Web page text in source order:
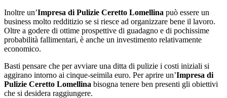
Inoltre un’Impresa di Pulizie Ceretto Lomellina può essere un
business molto redditizio se si riesce ad organizzare bene il lavoro.
Oltre a godere di ottime prospettive di guadagno e di pochissime
probabilità fallimentari, è anche un investimento relativamente
economico.
Basti pensare che per avviare una ditta di pulizie i costi iniziali si
aggirano intorno ai cinque-seimila euro. Per aprire un’Impresa di
Pulizie Ceretto Lomellina bisogna tenere ben presenti gli obiettivi
che si desidera raggiungere.